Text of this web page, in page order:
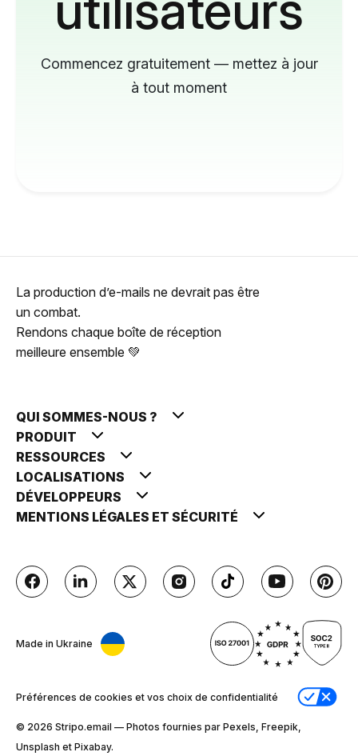
Commencez gratuitement — mettez à jour
à tout moment
La production d’e-mails ne devrait pas être
un combat.
Rendons chaque boîte de réception
meilleure ensemble 💚
QUI SOMMES-NOUS ?
PRODUIT
RESSOURCES
LOCALISATIONS
DÉVELOPPEURS
MENTIONS LÉGALES ET SÉCURITÉ
Made in Ukraine
Préférences de cookies et vos choix de confidentialité
© 2026 Stripо.email — Photos fournies par Pexels, Freepik,
Unsplash et Pixabay.